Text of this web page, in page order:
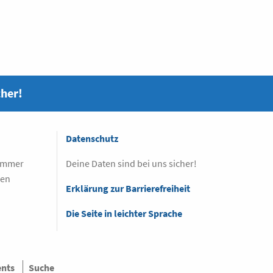
Datenschutz
Deine Daten sind bei uns sicher!
Erklärung zur Barrierefreiheit
Die Seite in leichter Sprache
Suche